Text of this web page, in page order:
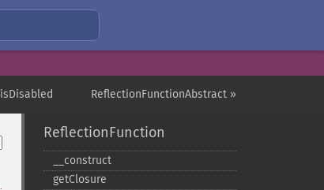
ReflectionFunctionAbstract »
ReflectionFunction
_​_​construct
getClosure